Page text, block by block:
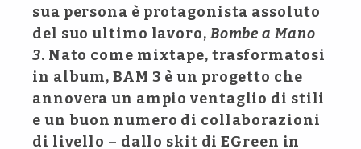
sua persona è protagonista assoluto
del suo ultimo lavoro, Bombe a Mano
3. Nato come mixtape, trasformatosi
in album, BAM 3 è un progetto che
annovera un ampio ventaglio di stili
e un buon numero di collaborazioni
di livello – dallo skit di EGreen in